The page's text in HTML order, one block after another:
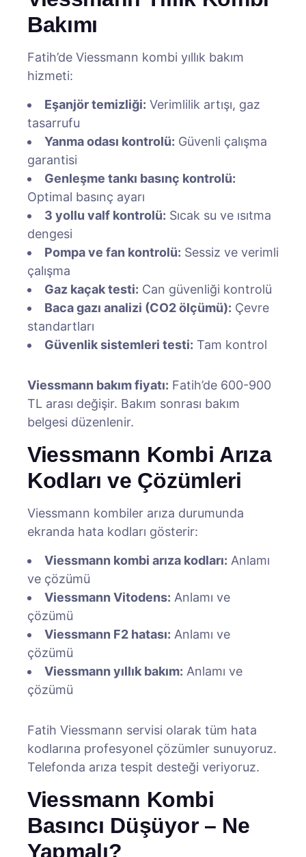
Bakımı
Fatih’de Viessmann kombi yıllık bakım
hizmeti:
Eşanjör temizliği: Verimlilik artışı, gaz
tasarrufu
Yanma odası kontrolü: Güvenli çalışma
garantisi
Genleşme tankı basınç kontrolü:
Optimal basınç ayarı
3 yollu valf kontrolü: Sıcak su ve ısıtma
dengesi
Pompa ve fan kontrolü: Sessiz ve verimli
çalışma
Gaz kaçak testi: Can güvenliği kontrolü
Baca gazı analizi (CO2 ölçümü): Çevre
standartları
Güvenlik sistemleri testi: Tam kontrol
Viessmann bakım fiyatı: Fatih’de 600-900
TL arası değişir. Bakım sonrası bakım
belgesi düzenlenir.
Viessmann Kombi Arıza
Kodları ve Çözümleri
Viessmann kombiler arıza durumunda
ekranda hata kodları gösterir:
Viessmann kombi arıza kodları: Anlamı
ve çözümü
Viessmann Vitodens: Anlamı ve
çözümü
Viessmann F2 hatası: Anlamı ve
çözümü
Viessmann yıllık bakım: Anlamı ve
çözümü
Fatih Viessmann servisi olarak tüm hata
kodlarına profesyonel çözümler sunuyoruz.
Telefonda arıza tespit desteği veriyoruz.
Viessmann Kombi
Basıncı Düşüyor – Ne
Yapmalı?